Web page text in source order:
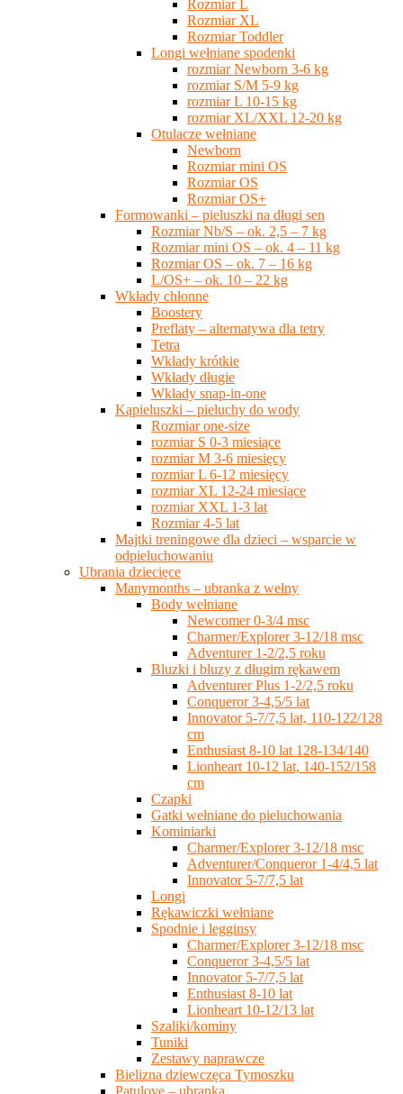
Rozmiar L
Rozmiar XL
Rozmiar Toddler
Longi wełniane spodenki
rozmiar Newborn 3-6 kg
rozmiar S/M 5-9 kg
rozmiar L 10-15 kg
rozmiar XL/XXL 12-20 kg
Otulacze wełniane
Newborn
Rozmiar mini OS
Rozmiar OS
Rozmiar OS+
Formowanki – pieluszki na długi sen
Rozmiar Nb/S – ok. 2,5 – 7 kg
Rozmiar mini OS – ok. 4 – 11 kg
Rozmiar OS – ok. 7 – 16 kg
L/OS+ – ok. 10 – 22 kg
Wkłady chłonne
Boostery
Preflaty – alternatywa dla tetry
Tetra
Wkłady krótkie
Wkłady długie
Wkłady snap-in-one
Kąpieluszki – pieluchy do wody
Rozmiar one-size
rozmiar S 0-3 miesiące
rozmiar M 3-6 miesięcy
rozmiar L 6-12 miesięcy
rozmiar XL 12-24 miesiące
rozmiar XXL 1-3 lat
Rozmiar 4-5 lat
Majtki treningowe dla dzieci – wsparcie w
odpieluchowaniu
Ubrania dziecięce
Manymonths – ubranka z wełny
Body wełniane
Newcomer 0-3/4 msc
Charmer/Explorer 3-12/18 msc
Adventurer 1-2/2,5 roku
Bluzki i bluzy z długim rękawem
Adventurer Plus 1-2/2,5 roku
Conqueror 3-4,5/5 lat
Innovator 5-7/7,5 lat, 110-122/128
cm
Enthusiast 8-10 lat 128-134/140
Lionheart 10-12 lat, 140-152/158
cm
Czapki
Gatki wełniane do pieluchowania
Kominiarki
Charmer/Explorer 3-12/18 msc
Adventurer/Conqueror 1-4/4,5 lat
Innovator 5-7/7,5 lat
Longi
Rękawiczki wełniane
Spodnie i legginsy
Charmer/Explorer 3-12/18 msc
Conqueror 3-4,5/5 lat
Innovator 5-7/7,5 lat
Enthusiast 8-10 lat
Lionheart 10-12/13 lat
Szaliki/kominy
Tuniki
Zestawy naprawcze
Bielizna dziewczęca Tymoszku
Patulove – ubranka